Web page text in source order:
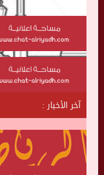
آخر الأخبار :